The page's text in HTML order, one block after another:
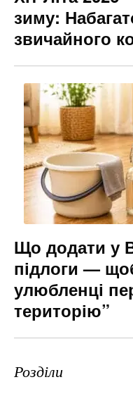
зиму:
звичайного
Що додати у
підлоги —
улюбленці
територію”
Розділи